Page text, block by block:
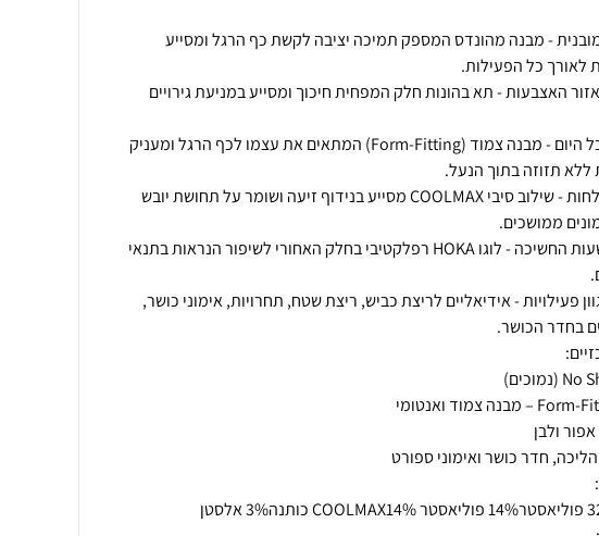
- מבנה מהונדס המספק תמיכה יציבה לקשת כף הרגל ומסייע
האצבעות - תא בהונות חלק המפחית חיכוך ומסייע במניעת גירויים
נוחות לאורך כל היום - מבנה צמוד (Form-Fitting) המתאים את עצמו לכף הרגל ומעניק
אוורור ונידוף לחות - שילוב סיבי COOLMAX מסייע בנידוף זיעה ושומר על תחושת יובש
בטיחות גם בשעות החשיכה - לוגו HOKA רפלקטיבי בחלק האחורי לשיפור הנראות בתנאי
פעילויות - אידיאליים לריצת כביש, ריצת שטח, תחרויות, אימוני כושר,